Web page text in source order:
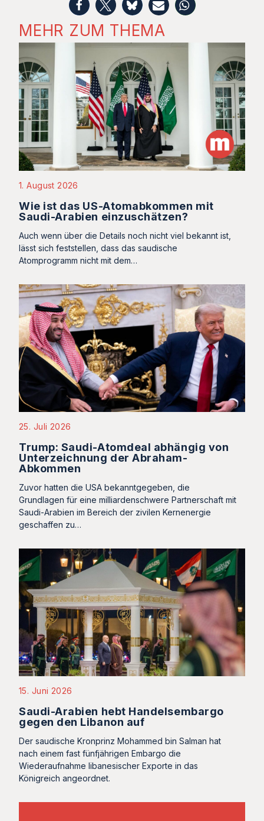
MEHR ZUM THEMA
1. August 2026
Wie ist das US-Atomabkommen mit
Saudi-Arabien einzuschätzen?
Auch wenn über die Details noch nicht viel bekannt ist,
lässt sich feststellen, dass das saudische
Atomprogramm nicht mit dem…
25. Juli 2026
Trump: Saudi-Atomdeal abhängig von
Unterzeichnung der Abraham-
Abkommen
Zuvor hatten die USA bekanntgegeben, die
Grundlagen für eine milliardenschwere Partnerschaft mit
Saudi-Arabien im Bereich der zivilen Kernenergie
geschaffen zu…
15. Juni 2026
Saudi-Arabien hebt Handelsembargo
gegen den Libanon auf
Der saudische Kronprinz Mohammed bin Salman hat
nach einem fast fünfjährigen Embargo die
Wiederaufnahme libanesischer Exporte in das
Königreich angeordnet.